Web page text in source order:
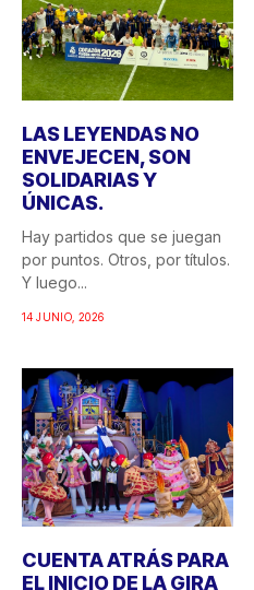
LAS LEYENDAS NO
ENVEJECEN, SON
SOLIDARIAS Y
ÚNICAS.
Hay partidos que se juegan
por puntos. Otros, por títulos.
Y luego...
14 JUNIO, 2026
CUENTA ATRÁS PARA
EL INICIO DE LA GIRA